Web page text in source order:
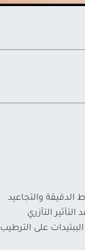
الدقيقة والتجاعيد
التآزري
مختلفة من الببتيدات على الترطيب